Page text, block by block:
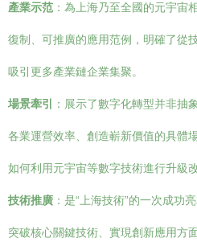
產業示范 ：為上海乃至全國的元宇宙
復制、可推廣的應用范例，明確了從
吸引更多產業鏈企業集聚。
場景牽引 ：展示了數字化轉型并非抽
各業運營效率、創造嶄新價值的具體
如何利用元宇宙等數字技術進行升級改
技術推廣 ：是“上海技術”的一次成功
突破核心關鍵技術、實現創新應用方